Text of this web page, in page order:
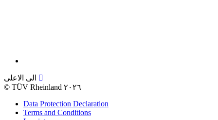
الى الاعلى
©
TÜV Rheinland ٢٠٢٦
Data Protection Declaration
Terms and Conditions